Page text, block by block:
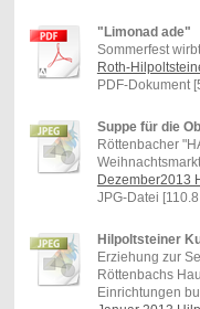
"Limonad ade"
Sommerfest
Roth-
PDF-Dokument
Suppe für die
Röttenbacher
Dezember2013
JPG-Datei
Hilpoltsteiner
Erziehung zur
Röttenbachs
Einrichtungen